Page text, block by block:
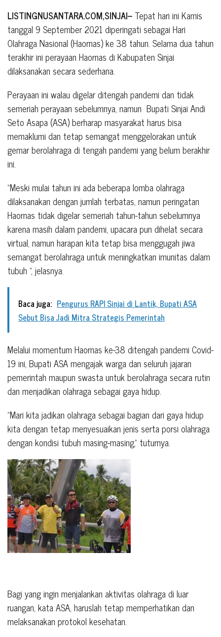
LISTINGNUSANTARA.COM,SINJAI– Tepat hari ini Kamis
tanggal 9 September 2021 diperingati sebagai Hari
Olahraga Nasional (Haornas) ke 38 tahun. Selama dua tahun
terakhir ini perayaan Haornas di Kabupaten Sinjai
dilaksanakan secara sederhana.
Perayaan ini walau digelar ditengah pandemi dan tidak
semeriah perayaan sebelumnya, namun Bupati Sinjai Andi
Seto Asapa (ASA) berharap masyarakat harus bisa
memaklumi dan tetap semangat menggelorakan untuk
gemar berolahraga di tengah pandemi yang belum berakhir
ini.
“Meski mulai tahun ini ada beberapa lomba olahraga
dilaksanakan dengan jumlah terbatas, namun peringatan
Haornas tidak digelar semeriah tahun-tahun sebelumnya
karena masih dalam pandemi, upacara pun dihelat secara
virtual, namun harapan kita tetap bisa menggugah jiwa
semangat berolahraga untuk meningkatkan imunitas dalam
tubuh “, jelasnya.
Baca juga: Pengurus RAPI Sinjai di Lantik, Bupati ASA
Sebut Bisa Jadi Mitra Strategis Pemerintah
Melalui momentum Haornas ke-38 ditengah pandemi Covid-
19 ini, Bupati ASA mengajak warga dan seluruh jajaran
pemerintah maupun swasta untuk berolahraga secara rutin
dan menjadikan olahraga sebagai gaya hidup.
“Mari kita jadikan olahraga sebagai bagian dari gaya hidup
kita dengan tetap menyesuaikan jenis serta porsi olahraga
dengan kondisi tubuh masing-masing,” tuturnya.
Bagi yang ingin menjalankan aktivitas olahraga di luar
ruangan, kata ASA, haruslah tetap memperhatikan dan
melaksanakan protokol kesehatan.